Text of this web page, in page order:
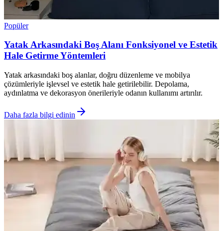
Popüler
Yatak Arkasındaki Boş Alanı Fonksiyonel ve Estetik
Hale Getirme Yöntemleri
Yatak arkasındaki boş alanlar, doğru düzenleme ve mobilya
çözümleriyle işlevsel ve estetik hale getirilebilir. Depolama,
aydınlatma ve dekorasyon önerileriyle odanın kullanımı artırılır.
Daha fazla bilgi edinin